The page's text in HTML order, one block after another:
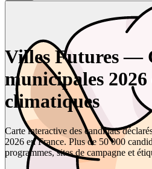
Villes Futures —
municipales
climatiques
Carte interactive des candidats
2026 en France. Plus de 50 000
programmes, sites de campagne et